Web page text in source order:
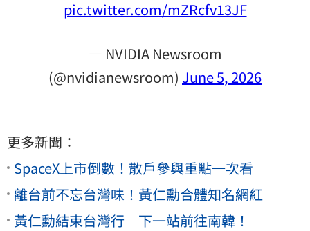
pic.twitter.com/mZRcfv13JF
— NVIDIA Newsroom
(@nvidianewsroom) June 5, 2026
更多新聞：
SpaceX上市倒數！散戶參與重點一次看
離台前不忘台灣味！黃仁勳合體知名網紅
黃仁勳結束台灣行 下一站前往南韓！